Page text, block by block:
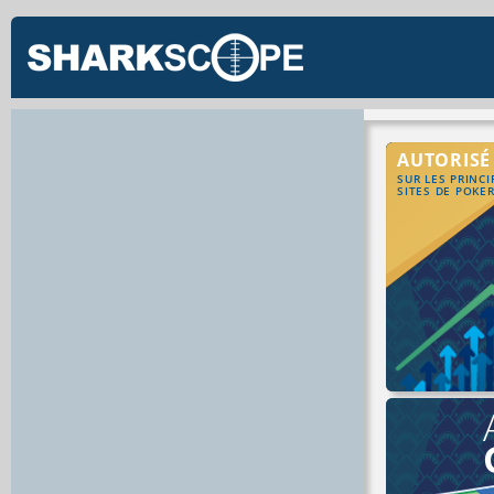
AUTORISÉ
SUR LES
SITES DE POKER